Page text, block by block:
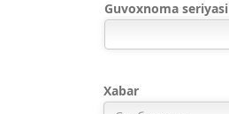
Guvoxnoma seriyasi
Хabar